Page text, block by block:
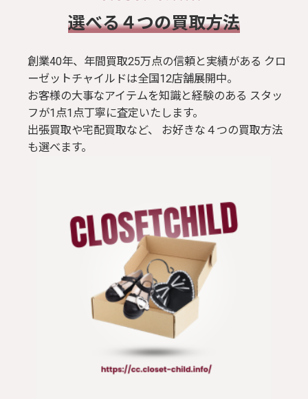
​選べる４つの買取方法
創業40年、年間買取25万点の信頼と実績がある クロ
ーゼットチャイルドは全国12店舗展開中。
お客様の大事なアイテムを知識と経験のある スタッ
フが1点1点丁寧に査定いたします。
出張買取や宅配買取など、 お好きな４つの買取方法
も選べます。